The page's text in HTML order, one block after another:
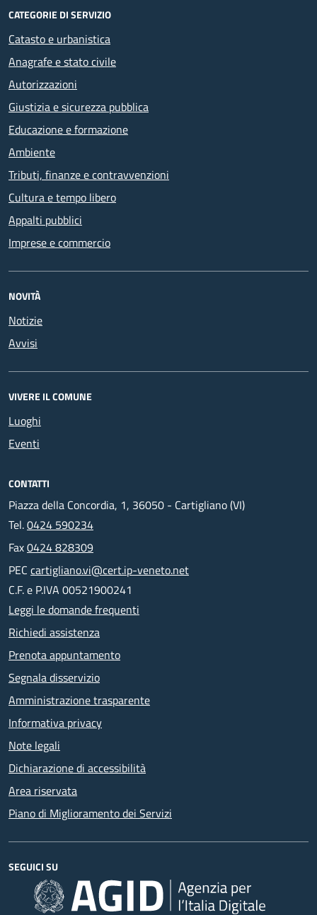
CATEGORIE DI SERVIZIO
Catasto e urbanistica
Anagrafe e stato civile
Autorizzazioni
Giustizia e sicurezza pubblica
Educazione e formazione
Ambiente
Tributi, finanze e contravvenzioni
Cultura e tempo libero
Appalti pubblici
Imprese e commercio
NOVITÀ
Notizie
Avvisi
VIVERE IL COMUNE
Luoghi
Eventi
CONTATTI
Piazza della Concordia, 1, 36050 - Cartigliano (VI)
Tel.0424 590234
Fax0424 828309
PEC cartigliano.vi@cert.ip-veneto.net
C.F. e P.IVA 00521900241
Leggi le domande frequenti
Richiedi assistenza
Prenota appuntamento
Segnala disservizio
Amministrazione trasparente
Informativa privacy
Note legali
Dichiarazione di accessibilità
Area riservata
Piano di Miglioramento dei Servizi
SEGUICI SU